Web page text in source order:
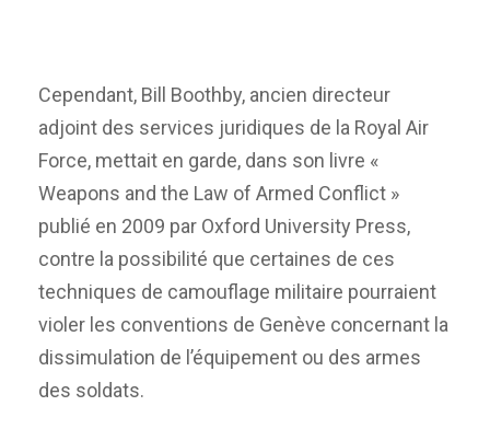
Cependant, Bill Boothby, ancien directeur
adjoint des services juridiques de la Royal Air
Force, mettait en garde, dans son livre «
Weapons and the Law of Armed Conflict »
publié en 2009 par Oxford University Press,
contre la possibilité que certaines de ces
techniques de camouflage militaire pourraient
violer les conventions de Genève concernant la
dissimulation de l’équipement ou des armes
des soldats.